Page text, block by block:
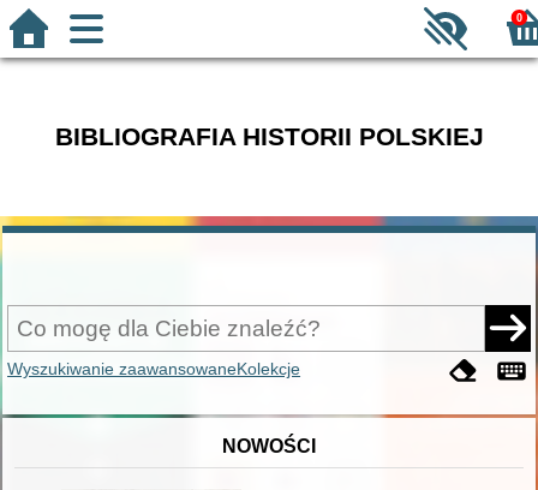
0
BIBLIOGRAFIA HISTORII POLSKIEJ
Wyszukiwanie zaawansowaneKolekcje
NOWOŚCI